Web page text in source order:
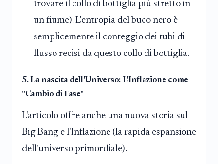
trovare il collo di bottiglia più stretto in
un fiume). L'entropia del buco nero è
semplicemente il conteggio dei tubi di
flusso recisi da questo collo di bottiglia.
5. La nascita dell'Universo: L'Inflazione come
"Cambio di Fase"
L'articolo offre anche una nuova storia sul
Big Bang e l'Inflazione (la rapida espansione
dell'universo primordiale).